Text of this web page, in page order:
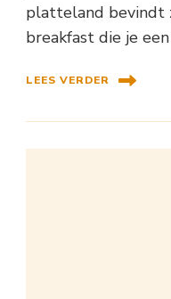
platteland bevindt
breakfast die je
LEES VERDER